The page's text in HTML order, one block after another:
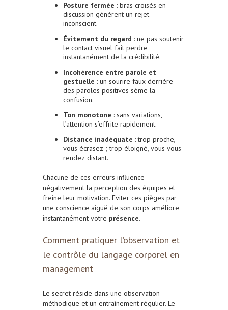
Posture fermée : bras croisés en
discussion génèrent un rejet
inconscient.
Évitement du regard : ne pas soutenir
le contact visuel fait perdre
instantanément de la crédibilité.
Incohérence entre parole et
gestuelle : un sourire faux derrière
des paroles positives sème la
confusion.
Ton monotone : sans variations,
l’attention s’effrite rapidement.
Distance inadéquate : trop proche,
vous écrasez ; trop éloigné, vous vous
rendez distant.
Chacune de ces erreurs influence
négativement la perception des équipes et
freine leur motivation. Eviter ces pièges par
une conscience aiguë de son corps améliore
instantanément votre présence.
Comment pratiquer l’observation et
le contrôle du langage corporel en
management
Le secret réside dans une observation
méthodique et un entraînement régulier. Le